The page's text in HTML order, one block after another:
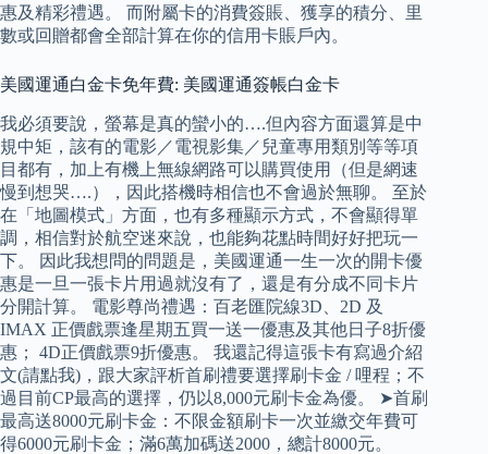
惠及精彩禮遇。 而附屬卡的消費簽賬、獲享的積分、里
數或回贈都會全部計算在你的信用卡賬戶內。
美國運通白金卡免年費: 美國運通簽帳白金卡
我必須要說，螢幕是真的蠻小的….但內容方面還算是中
規中矩，該有的電影／電視影集／兒童專用類別等等項
目都有，加上有機上無線網路可以購買使用（但是網速
慢到想哭….），因此搭機時相信也不會過於無聊。 至於
在「地圖模式」方面，也有多種顯示方式，不會顯得單
調，相信對於航空迷來說，也能夠花點時間好好把玩一
下。 因此我想問的問題是，美國運通一生一次的開卡優
惠是一旦一張卡片用過就沒有了，還是有分成不同卡片
分開計算。 電影尊尚禮遇：百老匯院線3D、2D 及
IMAX 正價戲票逢星期五買一送一優惠及其他日子8折優
惠； 4D正價戲票9折優惠。 我還記得這張卡有寫過介紹
文(請點我)，跟大家評析首刷禮要選擇刷卡金 / 哩程；不
過目前CP最高的選擇，仍以8,000元刷卡金為優。 ➤首刷
最高送8000元刷卡金：不限金額刷卡一次並繳交年費可
得6000元刷卡金；滿6萬加碼送2000，總計8000元。